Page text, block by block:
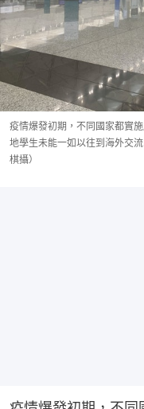
疫情爆發初期，不同國家都實
地學生未能一如以往到海外交
棋攝）